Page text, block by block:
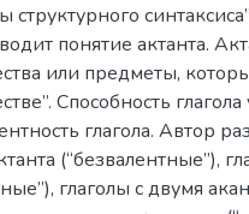
структурного
понятие актанта.
или предметы,
Способность
глагола. Автор
(“безвалентные”),
глаголы с двумя